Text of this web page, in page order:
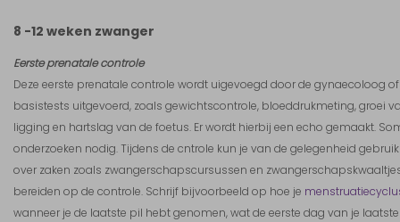
8 -12 weken zwanger
Eerste prenatale controle
Deze eerste prenatale controle wordt uigevoegd door de gynaecoloog
basistests uitgevoerd, zoals gewichtscontrole, bloeddrukmeting, groei
ligging en hartslag van de foetus. Er wordt hierbij een echo gemaakt.
onderzoeken nodig. Tijdens de cntrole kun je van de gelegenheid
over zaken zoals zwangerschapscursussen en
bereiden op de controle. Schrijf bijvoorbeeld op hoe je
wanneer je de laatste pil hebt genomen, wat de eerste dag van je